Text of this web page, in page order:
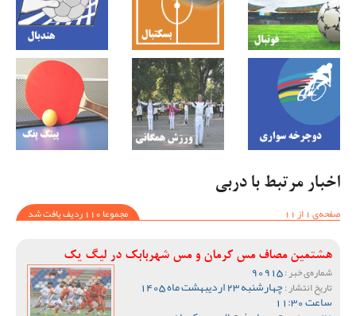
اخبار مرتبط با دربی
صفحه‌ی 1 از 11
مجموعا 110 ردیف یافت شد
هشتمین مصاف مس کرمان و مس شهربابک در لیگ یک
شماره‌ی خبر :
تاریخ انتشار : چهارشنبه 23 اردیبهشت ماه 1405
ساعت 11:30